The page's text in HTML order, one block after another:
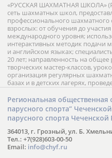
«РУССКАЯ ШАХМАТНАЯ ШКОЛА»
сеть шахматных школ,
профессионального шахматного
взрослых: от обучения до
международного уровня;
интерактивных методик подачи
и английском языках;
20 лет; направленность на
творческих мастер-классов,
организация регулярных
базах и в детских лагерях,
шахматистами; корпоративное
форме вебинаров и
российских и международных
онлайн трансляция мероприятий
Региональная общественная
парусного спорта”
парусного спорта Чеченской
364013, г. Грозный, ул. Б.
Тел.: +7(928)603-00-50
Email: info@chyf.ru